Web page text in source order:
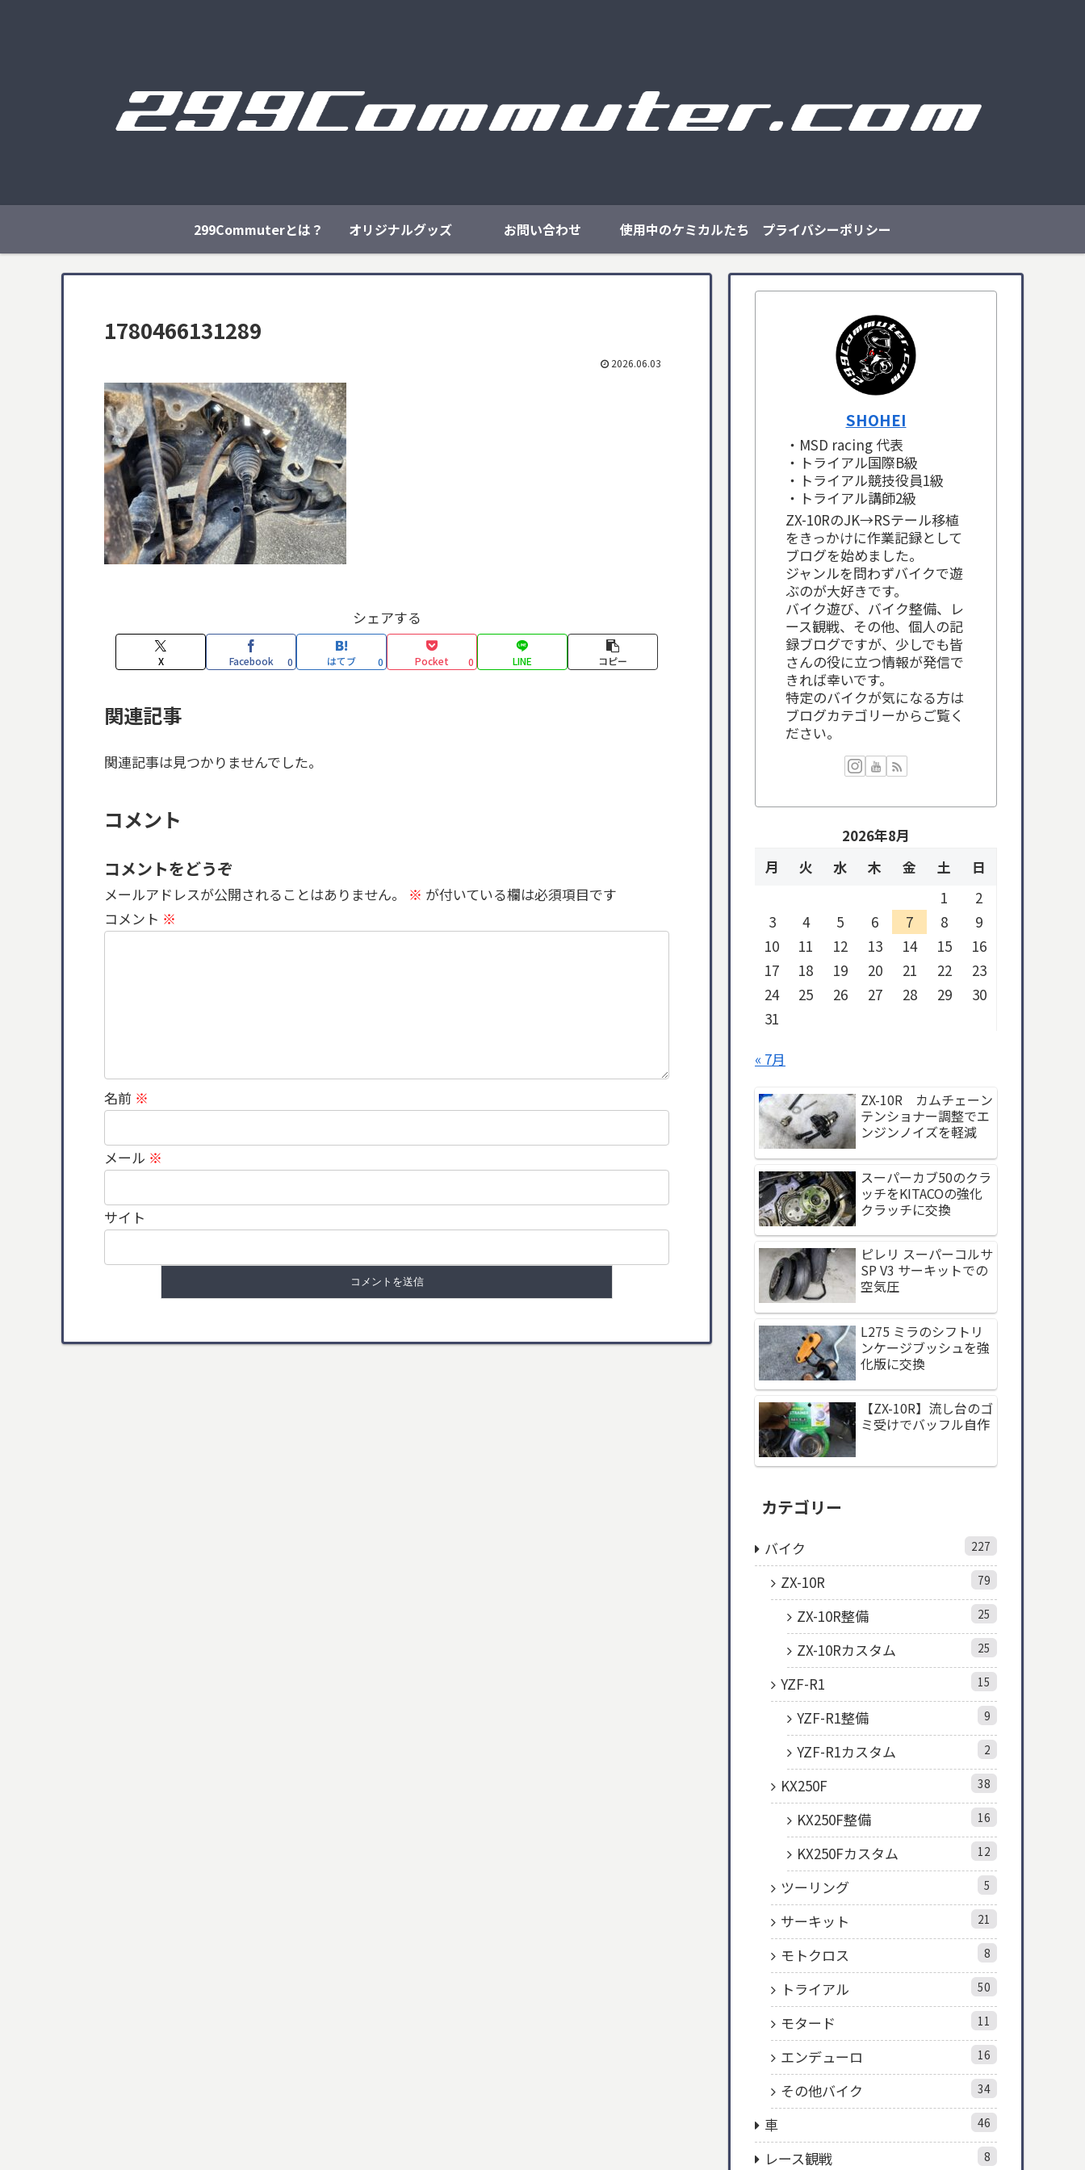
299Commuterとは？ オリジナルグッズ お問い合わせ 使用中のケミカルたち プライバシーポリシー
1780466131289
2026.06.03
シェアする
X Facebook 0 はてブ 0 Pocket 0 LINE コピー
関連記事
関連記事は見つかりませんでした。
コメント
コメントをどうぞ
メールアドレスが公開されることはありません。 ※ が付いている欄は必須項目です
コメント ※
名前 ※
メール ※
サイト
SHOHEI
・MSD racing 代表
・トライアル国際B級
・トライアル競技役員1級
・トライアル講師2級
ZX-10RのJK→RSテール移植
をきっかけに作業記録として
ブログを始めました。
ジャンルを問わずバイクで遊
ぶのが大好きです。
バイク遊び、バイク整備、レ
ース観戦、その他、個人の記
録ブログですが、少しでも皆
さんの役に立つ情報が発信で
きれば幸いです。
特定のバイクが気になる方は
ブログカテゴリーからご覧く
ださい。
2026年8月
月
火 水 木 金 土
日
1
2
3
4 5 6 7 8
9
10
11 12 13 14 15
16
17
18 19 20 21 22
23
24
25 26 27 28 29
30
31
« 7月
ZX-10R カムチェーン
テンショナー調整でエ
ンジンノイズを軽減
スーパーカブ50のクラ
ッチをKITACOの強化
クラッチに交換
ピレリ スーパーコルサ
SP V3 サーキットでの
空気圧
L275 ミラのシフトリ
ンケージブッシュを強
化版に交換
【ZX-10R】流し台のゴ
ミ受けでバッフル自作
カテゴリー
バイク 227
ZX-10R 79
ZX-10R整備 25
ZX-10Rカスタム 25
YZF-R1 15
YZF-R1整備 9
YZF-R1カスタム 2
KX250F 38
KX250F整備 16
KX250Fカスタム 12
ツーリング 5
サーキット 21
モトクロス 8
トライアル 50
モタード 11
エンデューロ 16
その他バイク 34
車 46
レース観戦 8